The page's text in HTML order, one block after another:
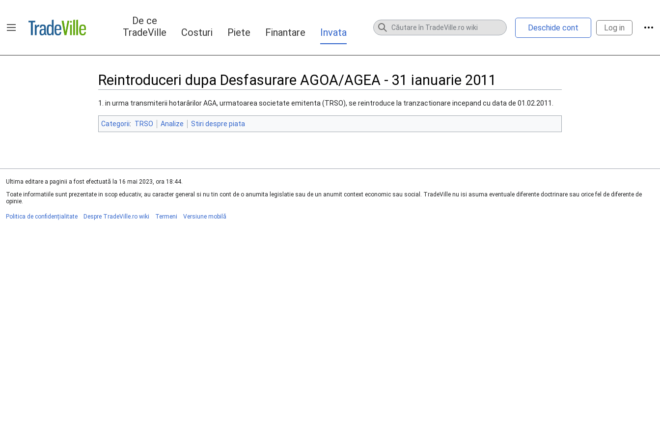
conținut
Arată/ascunde bara laterală
De ce
TradeVille
Costuri Piete Finantare Invata Deschide cont Log in
Reintroduceri dupa Desfasurare AGOA/AGEA - 31 ianuarie 2011
1. in urma transmiterii hotarârilor AGA, urmatoarea societate emitenta (TRSO), se reintroduce la tranzactionare incepand cu data de 01.02.2011.
Categorii: TRSO Analize Stiri despre piata
Ultima editare a paginii a fost efectuată la 16 mai 2023, ora 18:44.
Toate informatiile sunt prezentate in scop educativ, au caracter general si nu tin cont de o anumita legislatie sau de un anumit context economic sau social. TradeVille nu isi asuma eventuale diferente doctrinare sau orice fel de diferente de
opinie.
Politica de confidențialitate Despre TradeVille.ro wiki Termeni Versiune mobilă